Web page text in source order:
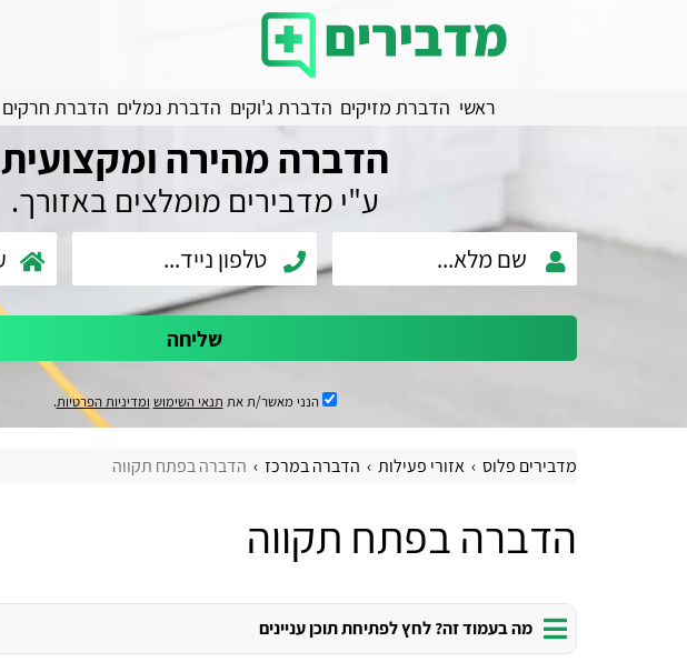
ראשי הדברת מזיקים הדברת ג'וקים הדברת נמלים הדברת חרקים
הדברה מהירה ומקצועית
ע"י מדבירים מומלצים באזורך.
שליחה
הנני מאשר/ת את תנאי השימוש ומדיניות הפרטיות.
מדבירים פלוס אזורי פעילות הדברה במרכז הדברה בפתח תקווה
הדברה בפתח תקווה
מה בעמוד זה? לחץ לפתיחת תוכן עניינים